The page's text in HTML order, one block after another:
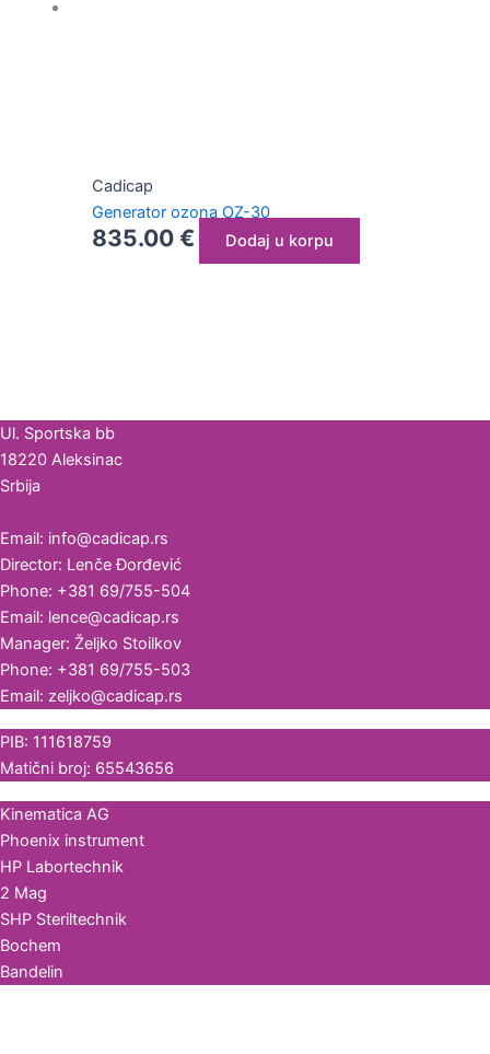
Cadicap
Generator ozona OZ-30
835.00 € Dodaj u korpu
Ul. Sportska bb
18220 Aleksinac
Srbija
Email: info@cadicap.rs
Director: Lenče Đorđević
Phone: +381 69/755-504
Email: lence@cadicap.rs
Manager: Željko Stoilkov
Phone: +381 69/755-503
Email: zeljko@cadicap.rs
PIB: 111618759
Matični broj: 65543656
Kinematica AG
Phoenix instrument
HP Labortechnik
2 Mag
SHP Steriltechnik
Bochem
Bandelin